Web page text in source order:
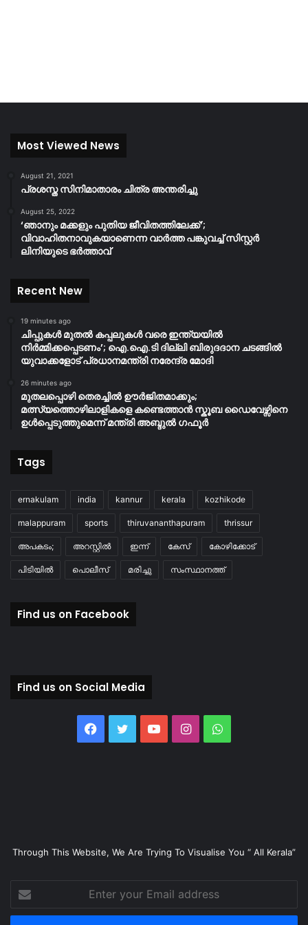
Most Viewed News
August 21, 2021
പ്രശസ്ത സിനിമാതാരം ചിത്ര അന്തരിച്ചു
August 25, 2022
‘ഞാനും മക്കളും പുതിയ ജീവിതത്തിലേക്ക്’;
വിവാഹിതനാവുകയാണെന്ന വാർത്ത പങ്കുവച്ച് സിസ്റ്റർ
ലിനിയുടെ ഭർത്താവ്
Recent New
19 minutes ago
ചിപ്പുകൾ മുതൽ കപ്പലുകൾ വരെ ഇന്ത്യയിൽ
നിർമ്മിക്കപ്പെടണം’; ഐ.ഐ.ടി ദില്ലി ബിരുദദാന ചടങ്ങിൽ
യുവാക്കളോട് പ്രധാനമന്ത്രി നരേന്ദ്ര മോദി
26 minutes ago
മുതലപ്പൊഴി തെരച്ചിൽ ഊർജിതമാക്കും;
മത്സ്യത്തൊഴിലാളികളെ കണ്ടെത്താൻ സ്കൂബ ഡൈവേഴ്സിനെ
ഉൾപ്പെടുത്തുമെന്ന് മന്ത്രി അബ്ദുൽ ഗഫൂർ
Tags
ernakulam india kannur kerala kozhikode
malappuram sports thiruvananthapuram thrissur
അപകടം; അറസ്റ്റിൽ ഇന്ന് കേസ് കോഴിക്കോട്
പിടിയിൽ പൊലീസ് മരിച്ചു സംസ്ഥാനത്ത്
Find us on Facebook
Find us on Social Media
Facebook
TwitterYouTubeInstagramWhatsApp
Through This Website, We Are Trying To Visualise You “ All Kerala”
your
Email